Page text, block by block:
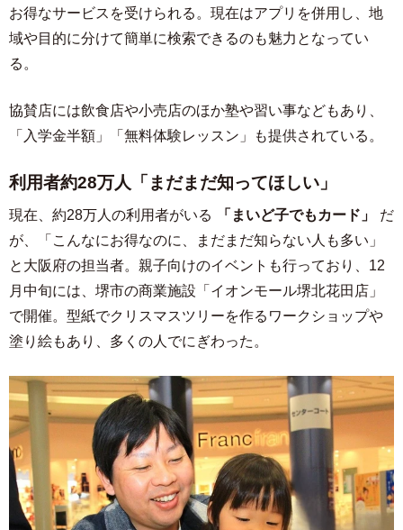
お得なサービスを受けられる。現在はアプリを併用し、地
域や目的に分けて簡単に検索できるのも魅力となってい
る。
協賛店には飲食店や小売店のほか塾や習い事などもあり、
「入学金半額」「無料体験レッスン」も提供されている。
利用者約28万人「まだまだ知ってほしい」
現在、約28万人の利用者がいる 「まいど子でもカード」
だ
が、「こんなにお得なのに、まだまだ知らない人も多い」
と大阪府の担当者。親子向けのイベントも行っており、12
月中旬には、堺市の商業施設「イオンモール堺北花田店」
で開催。型紙でクリスマスツリーを作るワークショップや
塗り絵もあり、多くの人でにぎわった。